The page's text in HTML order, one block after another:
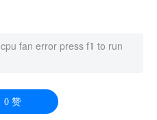
cpu fan error press f1 to run
0赞